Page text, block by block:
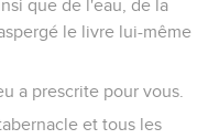
que de l'eau, de la
le livre lui-même
a prescrite pour vous.
et tous les